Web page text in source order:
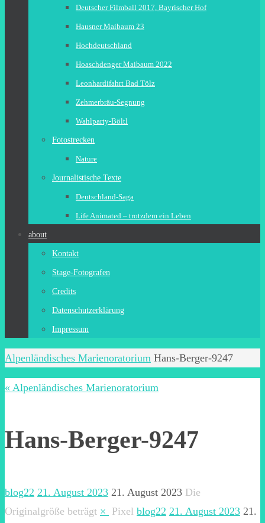
Deutscher Filmball 2017, Bayrischer Hof
Hausner Maibaum 23
Hochdeutschland
Hoaschdenger Maibaum 2022
Leonhardifahrt Bad Tölz
Zehmerbräu-Segnung
Wahlparty-Böltl
Fotostrecken
Nature
Journalistische Texte
Deutschland-Saga
Life Animated – trotzdem ein Leben
about
Kontakt
Stage-Fotografen
Credits
Datenschutzerklärung
Impressum
Start
Alpenländisches Marienoratorium Hans-Berger-9247
« Alpenländisches Marienoratorium
Hans-Berger-9247
blog22 21. August 2023 21. August 2023 Die
Originalgröße beträgt × Pixel blog22 21. August 2023 21.